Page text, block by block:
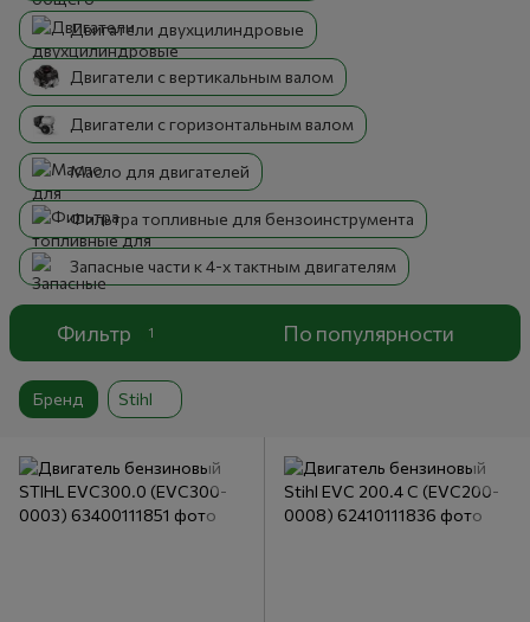
Двигатели двухцилиндровые
Двигатели с вертикальным валом
Двигатели с горизонтальным валом
Масло для двигателей
Фильтра топливные для бензоинструмента
Запасные части к 4-х тактным двигателям
Фильтр 1 По популярности
Бренд Stihl